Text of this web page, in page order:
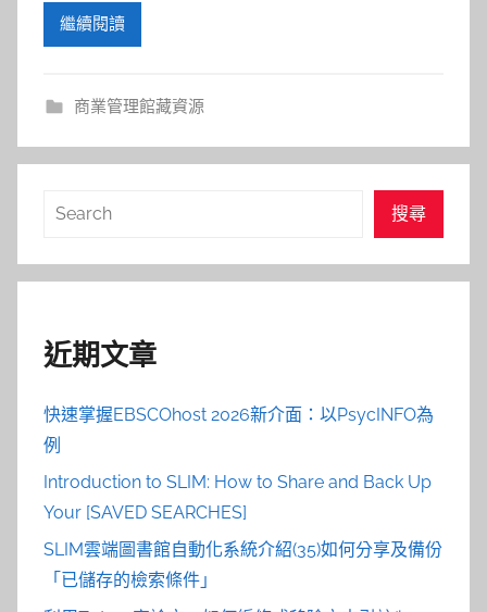
繼續閱讀
商業管理館藏資源
搜
搜尋
近期文章
快速掌握EBSCOhost 2026新介面：以PsycINFO為
例
Introduction to SLIM: How to Share and Back Up
Your [SAVED SEARCHES]
SLIM雲端圖書館自動化系統介紹(35)如何分享及備份
「已儲存的檢索條件」